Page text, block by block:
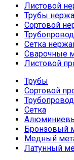
Листовой
Трубы
Сортовой
Сетка
Сварочные
Листовой
Трубы
Сортовой
Сетка
Бронзовый
Медный
Латунный